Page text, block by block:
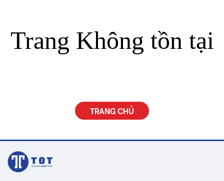
Trang Không tồn tại
TRANG CHỦ